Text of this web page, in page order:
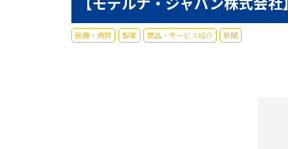
医療・病院 製薬 商品・サービス紹介 新聞